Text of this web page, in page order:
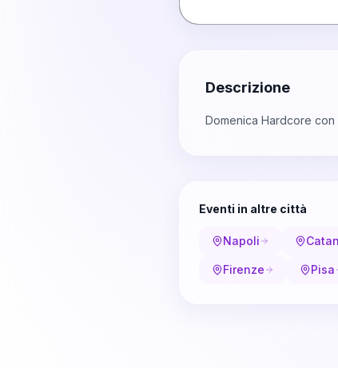
Descrizione
Domenica Hardcore
Eventi in altre città
Napoli
Firenze Pisa